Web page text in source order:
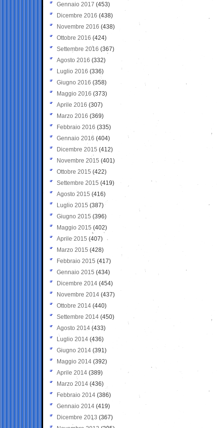
Gennaio 2017 (453)
Dicembre 2016 (438)
Novembre 2016 (438)
Ottobre 2016 (424)
Settembre 2016 (367)
Agosto 2016 (332)
Luglio 2016 (336)
Giugno 2016 (358)
Maggio 2016 (373)
Aprile 2016 (307)
Marzo 2016 (369)
Febbraio 2016 (335)
Gennaio 2016 (404)
Dicembre 2015 (412)
Novembre 2015 (401)
Ottobre 2015 (422)
Settembre 2015 (419)
Agosto 2015 (416)
Luglio 2015 (387)
Giugno 2015 (396)
Maggio 2015 (402)
Aprile 2015 (407)
Marzo 2015 (428)
Febbraio 2015 (417)
Gennaio 2015 (434)
Dicembre 2014 (454)
Novembre 2014 (437)
Ottobre 2014 (440)
Settembre 2014 (450)
Agosto 2014 (433)
Luglio 2014 (436)
Giugno 2014 (391)
Maggio 2014 (392)
Aprile 2014 (389)
Marzo 2014 (436)
Febbraio 2014 (386)
Gennaio 2014 (419)
Dicembre 2013 (367)